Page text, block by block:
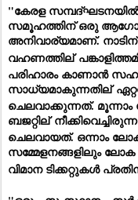
"കേരള
സമൂഹത്തിന് ഒരു
അനിവാര്യമാണ്.
വഹണത്തില്
പരിഹാരം കാണാൻ
സാധ്യമാകുന്നതില്
ചെലവാക്കുന്നത്. മൂന്നാം
ബജറ്റില്
ചെലവായത്. ഒന്നാം
സമ്മേളനങ്ങളിലും ലോക
വിമാന ടിക്കറ്റുകൾ